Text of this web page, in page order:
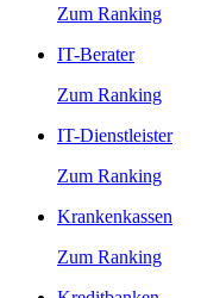
Zum Ranking
IT-Berater
Zum Ranking
IT-Dienstleister
Zum Ranking
Krankenkassen
Zum Ranking